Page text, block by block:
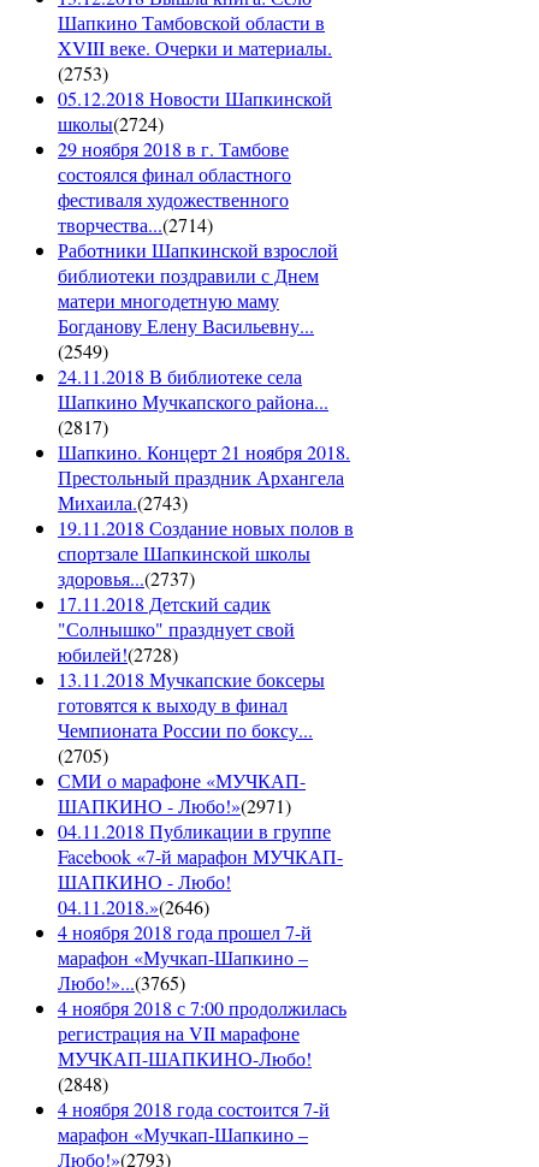
Шапкино Тамбовской области в
XVIII веке. Очерки и материалы.
(2753)
05.12.2018 Новости Шапкинской
школы(2724)
29 ноября 2018 в г. Тамбове
состоялся финал областного
фестиваля художественного
творчества...(2714)
Работники Шапкинской взрослой
библиотеки поздравили с Днем
матери многодетную маму
Богданову Елену Васильевну...
(2549)
24.11.2018 В библиотеке села
Шапкино Мучкапского района...
(2817)
Шапкино. Концерт 21 ноября 2018.
Престольный праздник Архангела
Михаила.(2743)
19.11.2018 Создание новых полов в
спортзале Шапкинской школы
здоровья...(2737)
17.11.2018 Детский садик
"Солнышко" празднует свой
юбилей!(2728)
13.11.2018 Мучкапские боксеры
готовятся к выходу в финал
Чемпионата России по боксу...
(2705)
СМИ о марафоне «МУЧКАП-
ШАПКИНО - Любо!»(2971)
04.11.2018 Публикации в группе
Facebook «7-й марафон МУЧКАП-
ШАПКИНО - Любо!
04.11.2018.»(2646)
4 ноября 2018 года прошел 7-й
марафон «Мучкап-Шапкино –
Любо!»...(3765)
4 ноября 2018 с 7:00 продолжилась
регистрация на VII марафоне
МУЧКАП-ШАПКИНО-Любо!
(2848)
4 ноября 2018 года состоится 7-й
марафон «Мучкап-Шапкино –
Любо!»(2793)